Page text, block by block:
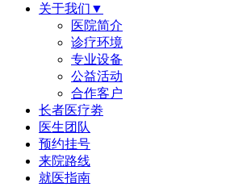
关于我们▼
医院简介
诊疗环境
专业设备
公益活动
合作客户
长者医疗劵
医生团队
预约挂号
来院路线
就医指南